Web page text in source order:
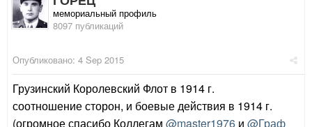
мемориальный профиль
8097 публикаций
Опубликовано: 4 Sep 2015
Грузинский Королевский Флот в 1914 г.
соотношение сторон, и боевые действия в 1914 г.
(огромное спасибо Коллегам @master1976 и @Граф